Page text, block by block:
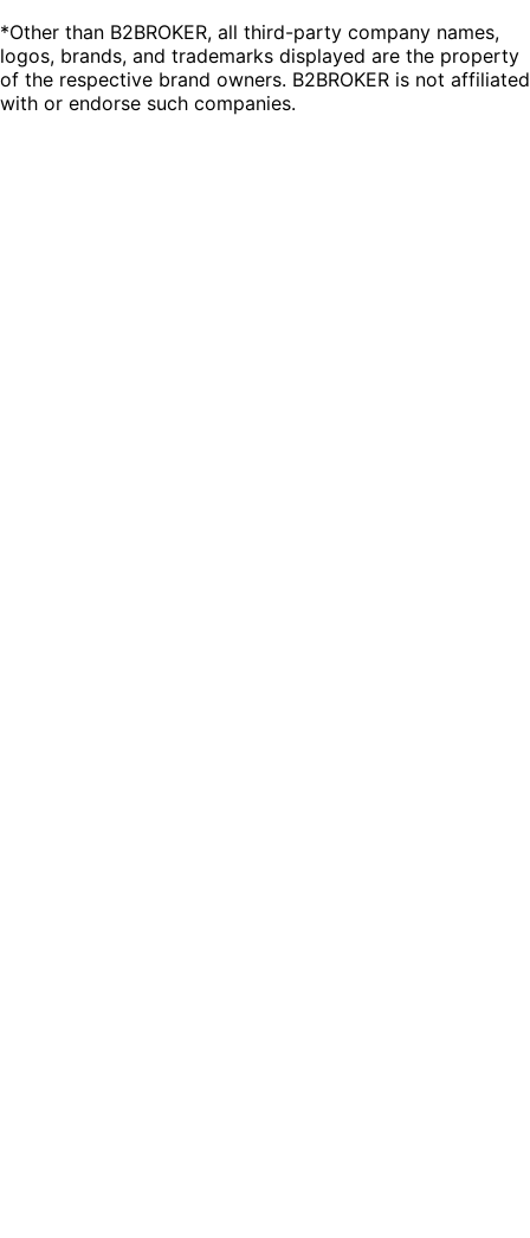
*Other than B2BROKER, all third-party company names,
logos, brands, and trademarks displayed are the property
of the respective brand owners. B2BROKER is not affiliated
with or endorse such companies.